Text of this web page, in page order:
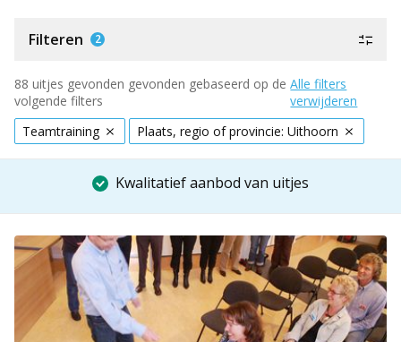
Filteren 2
88 uitjes gevonden gevonden gebaseerd op de
volgende filters
Alle filters
verwijderen
Teamtraining
Plaats, regio of provincie: Uithoorn
Kwalitatief aanbod van uitjes